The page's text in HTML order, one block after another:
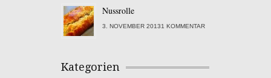
Nussrolle
3. NOVEMBER 20131 KOMMENTAR
Kategorien